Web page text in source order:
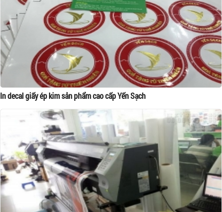
In decal giấy ép kim sản phẩm cao cấp Yến Sạch